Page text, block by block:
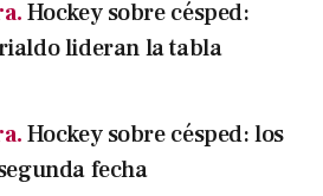
Hockey sobre césped:
lideran la tabla
Hockey sobre césped: los
fecha